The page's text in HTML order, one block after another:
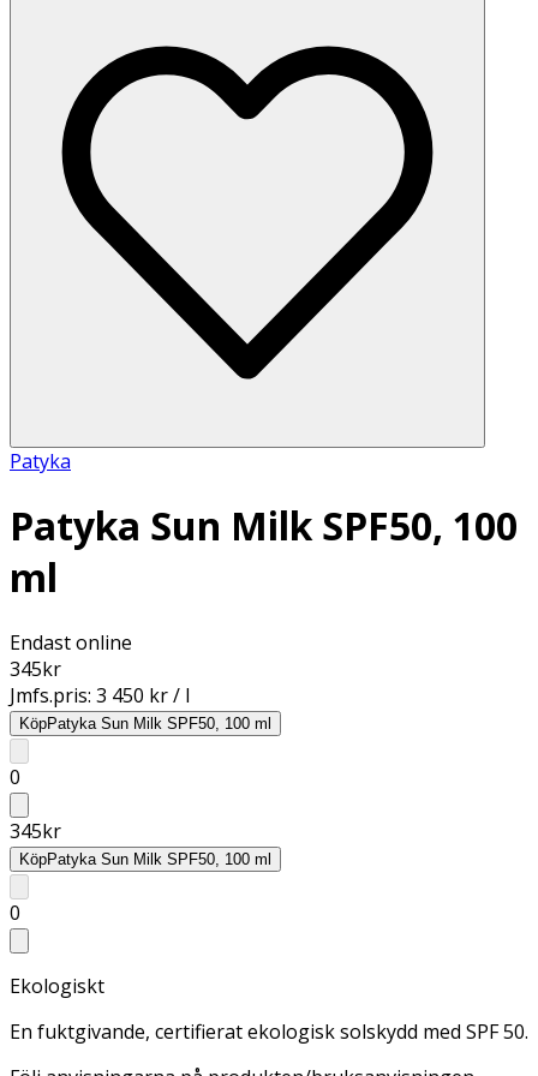
Patyka
Patyka Sun Milk SPF50, 100
ml
Endast online
345kr
Jmfs.pris: 3 450 kr / l
KöpPatyka Sun Milk SPF50, 100 ml
0
345kr
KöpPatyka Sun Milk SPF50, 100 ml
0
Ekologiskt
En fuktgivande, certifierat ekologisk solskydd med SPF 50.